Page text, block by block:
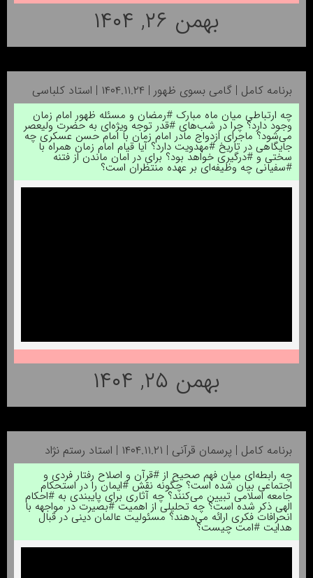
بهمن ۲۶, ۱۴۰۴
برنامه کامل | گامی بسوی ظهور | ۱۴۰۴.۱۱.۲۴ | استاد کلباسی
چه ارتباطی میان ماه مبارک #رمضان و مسئله ظهور امام زمان
وجود دارد؟ چرا در شب‌های #قدر توجه ویژه‌ای به حضرت ولیعصر
می‌شود؟ ماجرای ازدواج مادر امام زمان با امام حسن عسکری چه
جایگاهی در تاریخ #مهدویت دارد؟ آیا قیام امام زمان همراه با
سختی و #درگیری خواهد بود؟ برای در امان ماندن از فتنه
#سفیانی چه وظیفه‌ای بر عهده منتظران است؟
بهمن ۲۵, ۱۴۰۴
برنامه کامل | پرسمان قرآنی | ۱۴۰۴.۱۱.۲۱ | استاد رستم نژاد
چه رابطه‌ای میان فهم صحیح از #قرآن و اصلاح رفتار فردی و
اجتماعی بیان شده است؟ چگونه نقش #ایمان را در استحکام
جامعه اسلامی تبیین می‌کنند؟ چه آثاری برای پایبندی به #احکام
الهی ذکر شده است؟ چه تحلیلی از اهمیت #بصیرت در مواجهه با
انحرافات فکری ارائه می‌دهند؟ مسئولیت عالمان دینی در قبال
هدایت #امت چیست؟